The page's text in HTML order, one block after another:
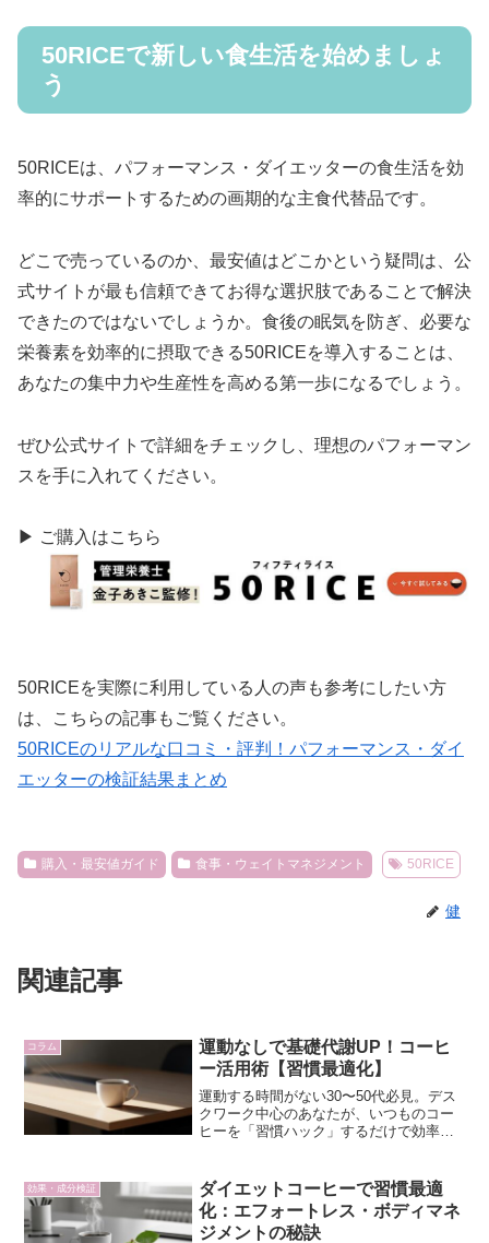
50RICEで新しい食生活を始めましょ
う
50RICEは、パフォーマンス・ダイエッターの食生活を効
率的にサポートするための画期的な主食代替品です。
どこで売っているのか、最安値はどこかという疑問は、公
式サイトが最も信頼できてお得な選択肢であることで解決
できたのではないでしょうか。食後の眠気を防ぎ、必要な
栄養素を効率的に摂取できる50RICEを導入することは、
あなたの集中力や生産性を高める第一歩になるでしょう。
ぜひ公式サイトで詳細をチェックし、理想のパフォーマン
スを手に入れてください。
▶ ご購入はこちら
50RICEを実際に利用している人の声も参考にしたい方
は、こちらの記事もご覧ください。
50RICEのリアルな口コミ・評判！パフォーマンス・ダイ
エッターの検証結果まとめ
購入・最安値ガイド 食事・ウェイトマネジメント 50RICE
健
関連記事
コラム
運動なしで基礎代謝UP！コーヒ
ー活用術【習慣最適化】
運動する時間がない30〜50代必見。デス
クワーク中心のあなたが、いつものコー
ヒーを「習慣ハック」するだけで効率的
ジカルなアプローチを提案します。
効果・成分検証
ダイエットコーヒーで習慣最適
化：エフォートレス・ボディマネ
ジメントの秘訣